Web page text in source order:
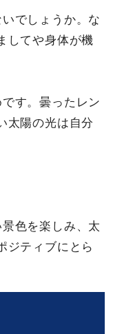
でしょうか。な
してや身体が機
す。曇ったレン
太陽の光は自分
色を楽しみ、太
ジティブにとら